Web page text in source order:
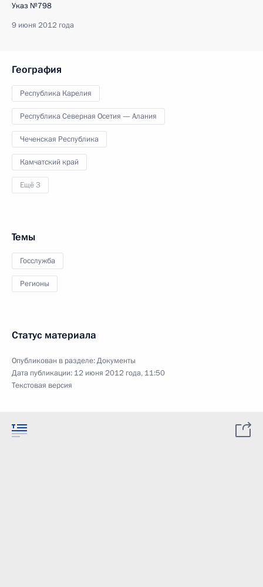
Указ №798
9 июня 2012 года
География
Республика Карелия
Республика Северная Осетия — Алания
Чеченская Республика
Камчатский край
Ещё 3
Темы
Госслужба
Регионы
Статус материала
Опубликован в разделе:Документы
Дата публикации: 12 июня 2012 года, 11:50
Текстовая версия